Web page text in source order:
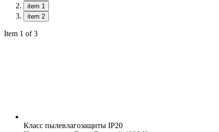
item 1
item 2
Item 1 of 3
Класс пылевлагозащиты IP20